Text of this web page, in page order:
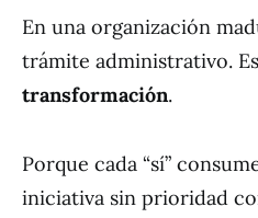
En una organización
trámite administrativo.
transformación.
Porque cada “sí”
iniciativa sin prioridad